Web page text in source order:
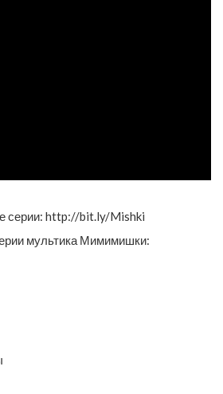
серии: http://bit.ly/Mishki
мультика Мимимишки: